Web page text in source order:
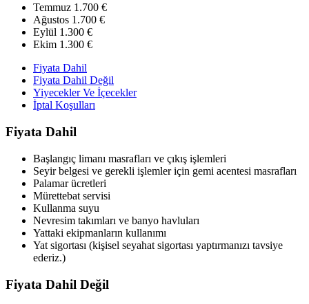
Temmuz 1.700 €
Ağustos 1.700 €
Eylül 1.300 €
Ekim 1.300 €
Fiyata Dahil
Fiyata Dahil Değil
Yiyecekler Ve İçecekler
İptal Koşulları
Fiyata Dahil
Başlangıç limanı masrafları ve çıkış işlemleri
Seyir belgesi ve gerekli işlemler için gemi acentesi masrafları
Palamar ücretleri
Mürettebat servisi
Kullanma suyu
Nevresim takımları ve banyo havluları
Yattaki ekipmanların kullanımı
Yat sigortası (kişisel seyahat sigortası yaptırmanızı tavsiye
ederiz.)
Fiyata Dahil Değil